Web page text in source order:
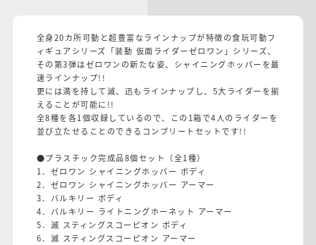
全身20カ所可動と超豊富なラインナップが特徴の食玩可動フ
ィギュアシリーズ「装動 仮面ライダーゼロワン」シリーズ、
その第3弾はゼロワンの新たな姿、シャイニングホッパーを最
速ラインナップ!!
更には満を持して滅、迅もラインナップし、5大ライダーを揃
えることが可能に!!
全8種を各1個収録しているので、この1箱で4人のライダーを
並び立たせることのできるコンプリートセットです!!
●プラスチック完成品8個セット（全1種）
1．ゼロワン シャイニングホッパー ボディ
2．ゼロワン シャイニングホッパー アーマー
3．バルキリー ボディ
4．バルキリー ライトニングホーネット アーマー
5．滅 スティングスコーピオン ボディ
6．滅 スティングスコーピオン アーマー